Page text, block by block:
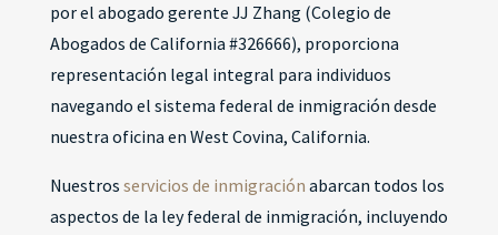
por el abogado gerente JJ Zhang (Colegio de
Abogados de California #326666), proporciona
representación legal integral para individuos
navegando el sistema federal de inmigración desde
nuestra oficina en West Covina, California.
Nuestros servicios de inmigración abarcan todos los
aspectos de la ley federal de inmigración, incluyendo